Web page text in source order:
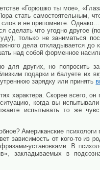
«Горюшко ты мое»,
стать самостоятельным,
и не припомните.
сделать что угодно другое
только не заниматься
дела откладывается до
над собой форменное
для других, но попросить
подарки и балуете их
зарядку или принять
характера. Скорее всего, он
когда вы
испытывать то же
Американские психологи
зависимость от кого-то из
установками. В
закладываемых в